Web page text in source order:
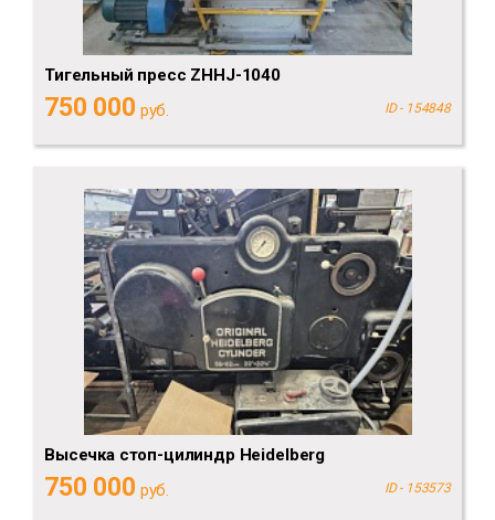
Тигельный пресс ZHHJ-1040
750 000 руб. ID - 154848
Высечка стоп-цилиндр Heidelberg
750 000 руб. ID - 153573